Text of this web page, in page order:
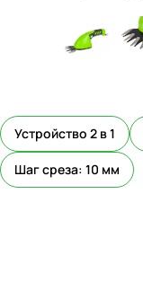
Устройство 2 в 1
Шаг среза: 10 мм